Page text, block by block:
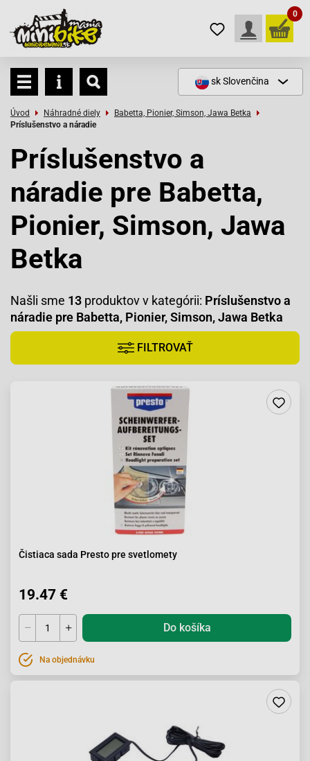
0
skSlovenčina
Úvod Náhradné diely
Babetta, Pionier, Simson, Jawa Betka
Príslušenstvo a náradie
Príslušenstvo a
náradie pre Babetta,
Pionier, Simson, Jawa
Betka
Našli sme 13 produktov v kategórii: Príslušenstvo a
náradie pre Babetta, Pionier, Simson, Jawa Betka
FILTROVAŤ
Čistiaca sada Presto pre svetlomety
19.47 €
Do košíka
Na objednávku